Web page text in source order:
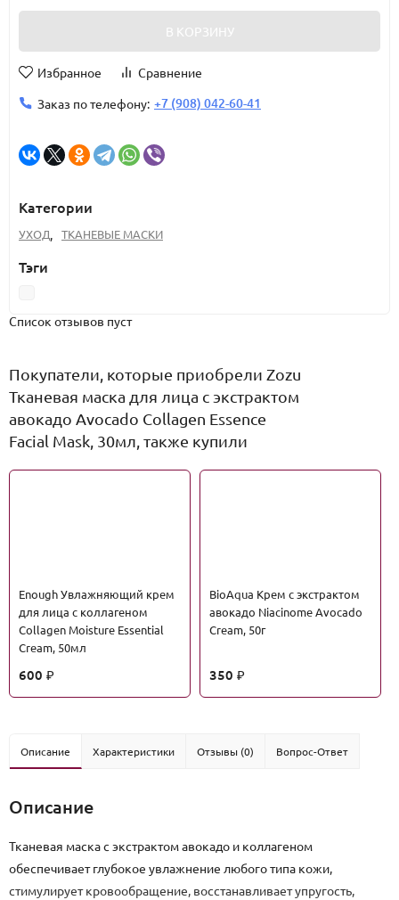
В КОРЗИНУ
Избранное
Сравнение
Заказ по телефону: +7 (908) 042-60-41
Категории
УХОД, ТКАНЕВЫЕ МАСКИ
Тэги
Список отзывов пуст
Покупатели, которые приобрели Zozu
Тканевая маска для лица с экстрактом
авокадо Avocado Collagen Essence
Facial Mask, 30мл, также купили
Enough Увлажняющий крем
для лица с коллагеном
Collagen Moisture Essential
Cream, 50мл
600 ₽
BioAqua Крем с экстрактом
авокадо Niacinome Avocado
Cream, 50г
350 ₽
Описание Характеристики Отзывы (0) Вопрос-Ответ
Описание
Тканевая маска с экстрактом авокадо и коллагеном
обеспечивает глубокое увлажнение любого типа кожи,
стимулирует кровообращение, восстанавливает упругость,